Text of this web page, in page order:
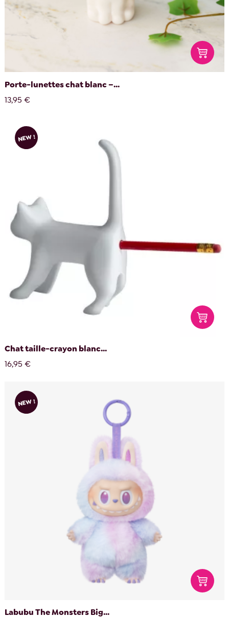
Porte-lunettes chat blanc –...
13,95 €
NEW !
Chat taille-crayon blanc...
16,95 €
NEW !
Labubu The Monsters Big...